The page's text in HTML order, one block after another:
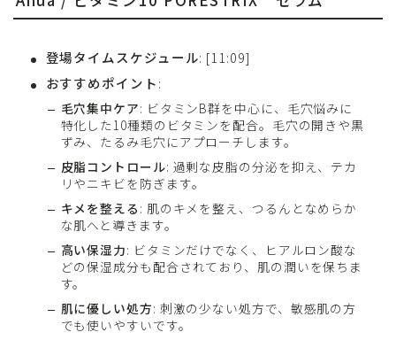
登場タイムスケジュール: [11:09]
おすすめポイント:
毛穴集中ケア: ビタミンB群を中心に、毛穴悩みに
特化した10種類のビタミンを配合。毛穴の開きや黒
ずみ、たるみ毛穴にアプローチします。
皮脂コントロール: 過剰な皮脂の分泌を抑え、テカ
リやニキビを防ぎます。
キメを整える : 肌のキメを整え、つるんとなめらか
な肌へと導きます。
高い保湿力: ビタミンだけでなく、ヒアルロン酸な
どの保湿成分も配合されており、肌の潤いを保ちま
す。
肌に優しい処方: 刺激の少ない処方で、敏感肌の方
でも使いやすいです。